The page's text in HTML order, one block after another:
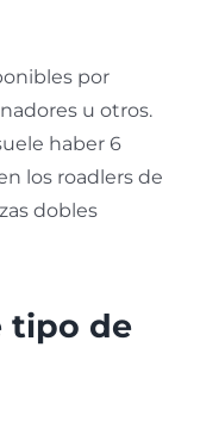
por
u otros.
haber 6
los roadlers de
dobles
tipo de